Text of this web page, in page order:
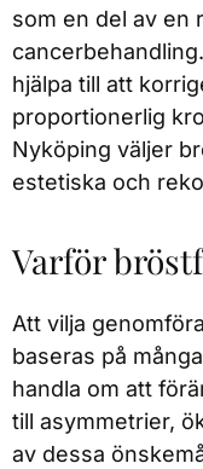
som en del av en
hjälpa till att
proportionerlig
Nyköping väljer
estetiska och
Varför
Att vilja
baseras på
handla om att
till asymmetrier,
av dessa